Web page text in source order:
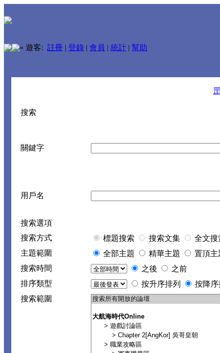
» 遊客: 註冊 | 登錄 | 會員 | 統計 | 幫助
搜索
關鍵字
用戶名
搜索選項
搜索方式
標題搜索 搜索文集
全文搜
主題範圍
全部主題 精華主題
置頂主
搜索時間
之後
之前
排序類型
按升序排列
按降
搜索範圍